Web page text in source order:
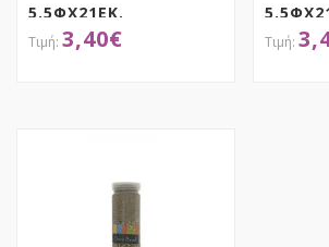
5.5ΦΧ21ΕΚ.
3,40€